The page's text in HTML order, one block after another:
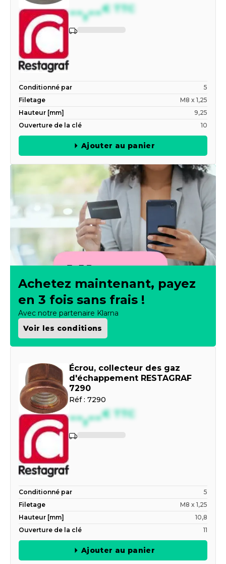
--,--€ TTC
Conditionné par
5
Filetage
M8 x 1,25
Hauteur [mm]
9,25
Ouverture de la clé
10
Ajouter au panier
Achetez maintenant, payez
en 3 fois sans frais !
Avec notre partenaire Klarna
Voir les conditions
Écrou, collecteur des gaz
d'échappement RESTAGRAF
7290
Réf : 7290
--,--€ TTC
Conditionné par
5
Filetage
M8 x 1,25
Hauteur [mm]
10,8
Ouverture de la clé
11
Ajouter au panier